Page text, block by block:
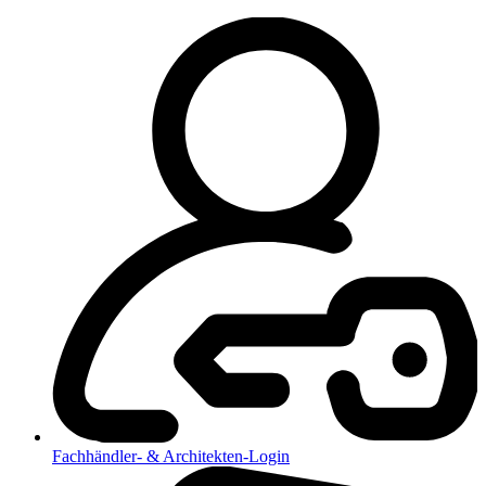
Fachhändler- & Architekten-Login